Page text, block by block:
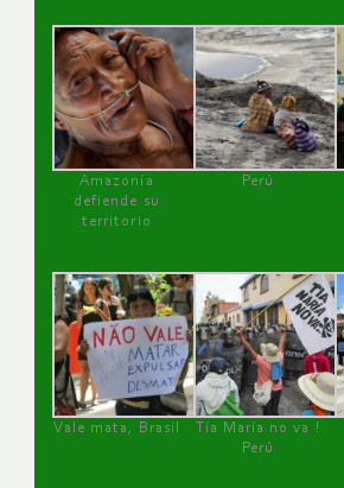
Amazonía
defiende su
territorio
Perú
Vale mata, Brasil
Tía María no va !
Perú